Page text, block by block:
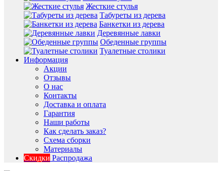
Жесткие стулья
Табуреты из дерева
Банкетки из дерева
Деревянные лавки
Обеденные группы
Туалетные столики
Информация
Акции
Отзывы
О нас
Контакты
Доставка и оплата
Гарантия
Наши работы
Как сделать заказ?
Схема сборки
Материалы
Скидки Распродажа